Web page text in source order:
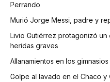
Perrando
Murió Jorge Messi, padre y
Livio Gutiérrez protagonizó
heridas graves
Allanamientos en los
Golpe al lavado en el Chaco y